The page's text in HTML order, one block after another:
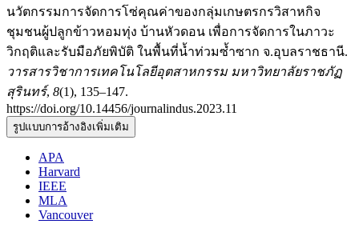
นวัตกรรมการจัดการโซ่คุณค่าของกลุ่มเกษตรกรวิสาหกิจ
ชุมชนผู้ปลูกข้าวหอมทุ่ง บ้านหัวดอน เพื่อการจัดการในภาวะ
วิกฤติและรับมือภัยพิบัติ ในพื้นที่น้ำท่วมซ้ำซาก จ.อุบลราชธานี.
วารสารวิชาการเทคโนโลยีอุตสาหกรรม มหาวิทยาลัยราชภัฏ
สุรินทร์, 8(1), 135–147.
https://doi.org/10.14456/journalindus.2023.11
รูปแบบการอ้างอิงเพิ่มเติม
APA
Harvard
IEEE
MLA
Vancouver